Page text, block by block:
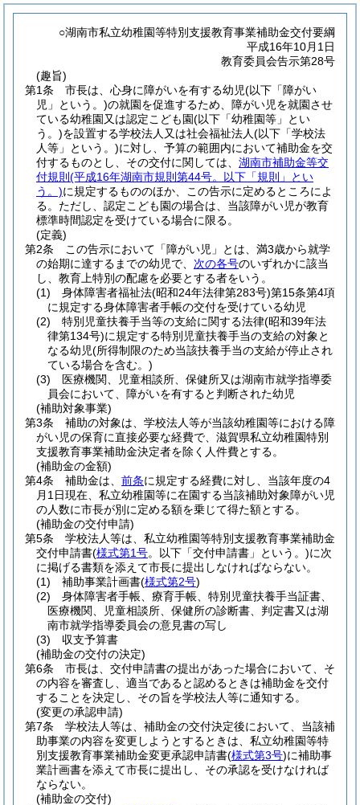
○湖南市私立幼稚園等特別支援教育事業補助金交付要綱
平成16年10月1日
教育委員会告示第28号
(趣旨)
第1条
市長は、心身に障がいを有する幼児(以下「障がい
児」という。)の就園を促進するため、障がい児を就園させ
ている幼稚園又は認定こども園(以下「幼稚園等」とい
う。)を設置する学校法人又は社会福祉法人(以下「学校法
人等」という。)に対し、予算の範囲内において補助金を交
付するものとし、その交付に関しては、 湖南市補助金等交
付規則 (平成16年湖南市規則第44号。以下「規則」とい
う。)に規定するもののほか、この告示に定めるところによ
る。 ただし、認定こども園の場合は、当該障がい児が教育
標準時間認定を受けている場合に限る。
(定義)
第2条
この告示において「障がい児」とは、満3歳から就学
の始期に達するまでの幼児で、 次の各号のいずれかに該当
し、教育上特別の配慮を必要とする者をいう。
(1)
身体障害者福祉法(昭和24年法律第283号)第15条第4項
に規定する身体障害者手帳の交付を受けている幼児
(2)
特別児童扶養手当等の支給に関する法律(昭和39年法
律第134号)に規定する特別児童扶養手当の支給の対象と
なる幼児(所得制限のため当該扶養手当の支給が停止され
ている場合を含む。)
(3)
医療機関、児童相談所、保健所又は湖南市就学指導委
員会において、障がいを有すると判断された幼児
(補助対象事業)
第3条
補助の対象は、学校法人等が当該幼稚園等における障
がい児の保育に直接必要な経費で、滋賀県私立幼稚園特別
支援教育事業補助金決定者を除く人件費とする。
(補助金の金額)
第4条
補助金は、 前条に規定する経費に対し、当該年度の4
月1日現在、私立幼稚園等に在園する当該補助対象障がい児
の人数に市長が別に定める額を乗じて得た額とする。
(補助金の交付申請)
第5条
学校法人等は、私立幼稚園等特別支援教育事業補助金
交付申請書(様式第1号。以下「交付申請書」という。)に次
に掲げる書類を添えて市長に提出しなければならない。
(1)
補助事業計画書(様式第2号)
(2)
身体障害者手帳、療育手帳、特別児童扶養手当証書、
医療機関、児童相談所、保健所の診断書、判定書又は湖
南市就学指導委員会の意見書の写し
(3)
収支予算書
(補助金の交付の決定)
第6条
市長は、交付申請書の提出があった場合において、そ
の内容を審査し、適当であると認めるときは補助金を交付
することを決定し、その旨を学校法人等に通知する。
(変更の承認申請)
第7条
学校法人等は、補助金の交付決定後において、当該補
助事業の内容を変更しようとするときは、私立幼稚園等特
別支援教育事業補助金変更承認申請書(様式第3号)に補助事
業計画書を添えて市長に提出し、その承認を受けなければ
ならない。
(補助金の交付)